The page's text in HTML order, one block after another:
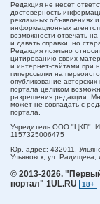
Редакция не несет
достоверность
рекламных объявлениях
информационных
возможности отвечать
и давать справки, но
Редакция лояльно
цитированию своих
и интернет-сайтами при
гиперссылки на
опубликование
портала целиком
разрешения редакции.
может не совпадать с
портала.
Учредитель ООО "ЦКП".
1157325006475
Юр. адрес: 432011,
Ульяновск, ул. Радищева,
© 2013-2026.
портал" 1UL.RU
18+